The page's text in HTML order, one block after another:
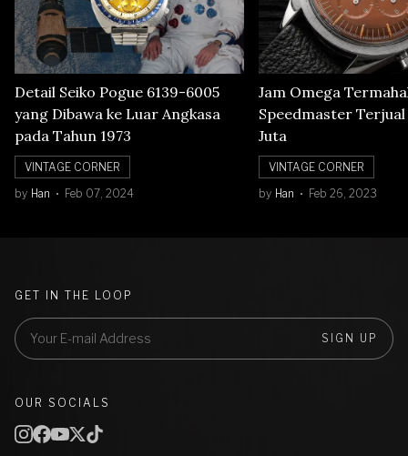
Detail Seiko Pogue 6139-6005
yang Dibawa ke Luar Angkasa
pada Tahun 1973
VINTAGE CORNER
by Han Feb 07, 2024
Jam Omega
Speedmaster Terjual
Juta
VINTAGE CORNER
by Han Feb 26, 2023
GET IN THE LOOP
SIGN UP
OUR SOCIALS